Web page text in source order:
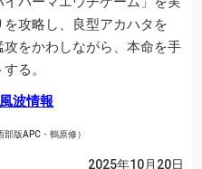
攻略し、良型アカハタを
をかわしながら、本命を手
る。
波情報
版APC・鶴原修）
2025年10月20日